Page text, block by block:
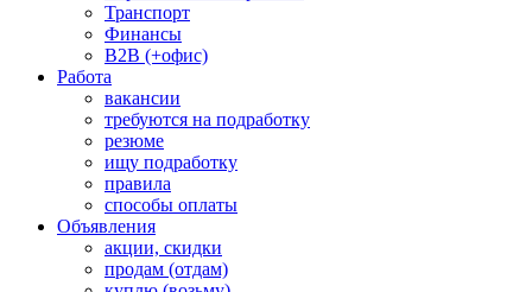
Транспорт
Финансы
B2B (+офис)
Работа
вакансии
требуются на подработку
резюме
ищу подработку
правила
способы оплаты
Объявления
акции, скидки
продам (отдам)